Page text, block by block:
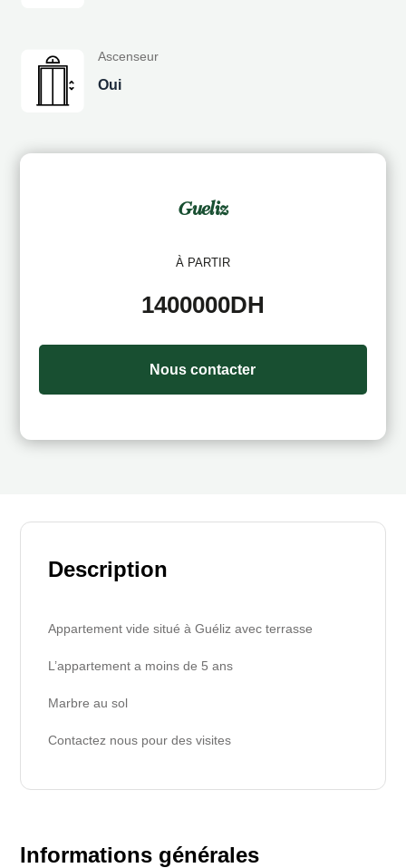
Ascenseur
Oui
Gueliz
À PARTIR
1400000DH
Nous contacter
Description
Appartement vide situé à Guéliz avec terrasse
L’appartement a moins de 5 ans
Marbre au sol
Contactez nous pour des visites
Informations générales